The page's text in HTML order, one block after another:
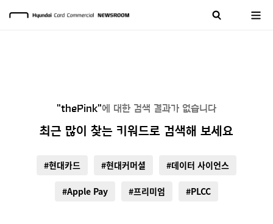
"thePink"에 대한 검색 결과가 없습니다
최근 많이 찾는 키워드로 검색해 보세요
#현대카드 #현대커머셜 #데이터 사이언스
#Apple Pay #프리미엄 #PLCC